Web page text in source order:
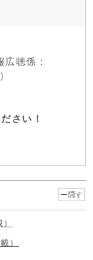
聴係：
さい！
隠す
）